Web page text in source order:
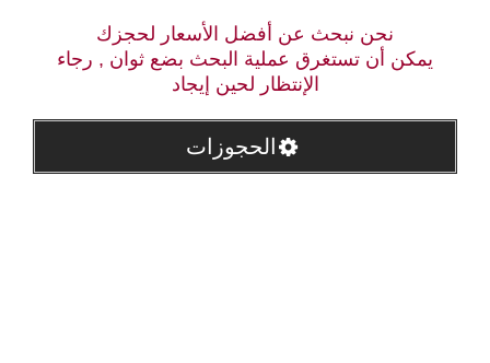
نحن نبحث عن أفضل الأسعار لحجزك
يمكن أن تستغرق عملية البحث بضع ثوان , رجاء
الإنتظار لحين إيجاد
الحجوزات